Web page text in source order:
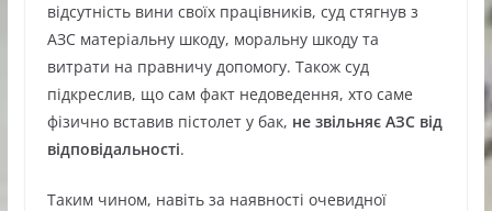
відсутність вини своїх працівників, суд стягнув з
АЗС матеріальну шкоду, моральну шкоду та
витрати на правничу допомогу. Також суд
підкреслив, що сам факт недоведення, хто саме
фізично вставив пістолет у бак, не звільняє АЗС від
відповідальності.
Таким чином, навіть за наявності очевидної